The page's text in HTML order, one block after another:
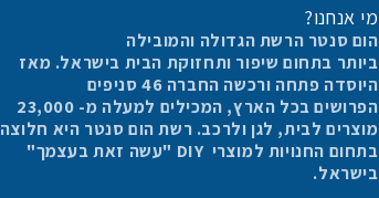
מי אנחנו?
הום סנטר הרשת הגדולה והמובילה
ביותר בתחום שיפור ותחזוקת הבית בישראל. מאז
היוסדה פתחה ורכשה החברה 46 סניפים
הפרושים בכל הארץ, המכילים למעלה מ- 23,000
מוצרים לבית, לגן ולרכב. רשת הום סנטר היא חלוצה
בתחום החנויות למוצרי DIY "עשה זאת בעצמך"
בישראל.